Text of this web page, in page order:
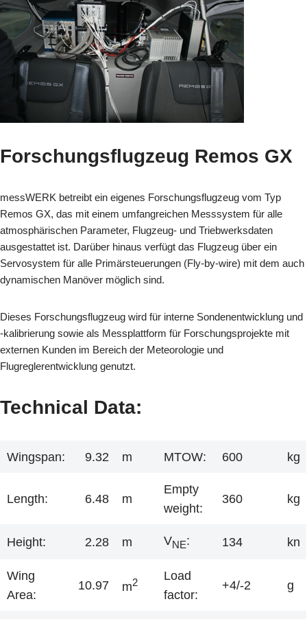
Forschungsflugzeug Remos GX
messWERK betreibt ein eigenes Forschungsflugzeug vom Typ
Remos GX, das mit einem umfangreichen Messsystem für alle
atmosphärischen Parameter, Flugzeug- und Triebwerksdaten
ausgestattet ist. Darüber hinaus verfügt das Flugzeug über ein
Servosystem für alle Primärsteuerungen (Fly-by-wire) mit dem auch
dynamischen Manöver möglich sind.
Dieses Forschungsflugzeug wird für interne Sondenentwicklung und
-kalibrierung sowie als Messplattform für Forschungsprojekte mit
externen Kunden im Bereich der Meteorologie und
Flugreglerentwicklung genutzt.
Technical Data:
Wingspan: 9.32 m MTOW: 600 kg
Length: 6.48 m
Empty
weight:
360 kg
Height: 2.28 m VNE: 134 kn
Wing
Area:
10.97 m2
Load
factor:
+4/-2 g